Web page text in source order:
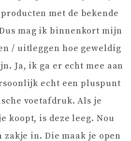
met de bekende
mag ik binnenkort mijn
/ uitleggen hoe geweldig
Ja, ik ga er echt mee aan
echt een pluspunt
voetafdruk. Als je
koopt, is deze leeg. Nou
in. Die maak je open